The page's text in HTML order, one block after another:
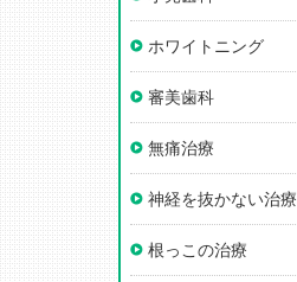
ホワイトニング
審美歯科
無痛治療
神経を抜かない治療
根っこの治療